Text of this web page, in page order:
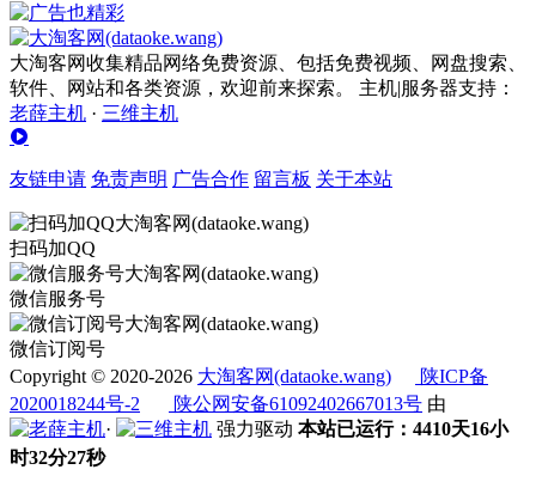
大淘客网收集精品网络免费资源、包括免费视频、网盘搜索、
软件、网站和各类资源，欢迎前来探索。 主机|服务器支持：
老薛主机 · 三维主机
友链申请 免责声明 广告合作 留言板 关于本站
扫码加QQ
微信服务号
微信订阅号
Copyright © 2020-2026 大淘客网(dataoke.wang)
陕ICP备
2020018244号-2
陕公网安备61092402667013号 由
·
强力驱动 本站已运行：4410天16小
时32分27秒